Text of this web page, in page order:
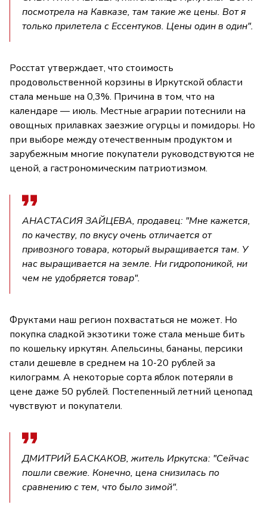
посмотрела на Кавказе, там такие же цены. Вот я
только прилетела с Ессентуков. Цены один в один".
Росстат утверждает, что стоимость
продовольственной корзины в Иркутской области
стала меньше на 0,3%. Причина в том, что на
календаре — июль. Местные аграрии потеснили на
овощных прилавках заезжие огурцы и помидоры. Но
при выборе между отечественным продуктом и
зарубежным многие покупатели руководствуются не
ценой, а гастрономическим патриотизмом.
АНАСТАСИЯ ЗАЙЦЕВА, продавец: "Мне кажется,
по качеству, по вкусу очень отличается от
привозного товара, который выращивается там. У
нас выращивается на земле. Ни гидропоникой, ни
чем не удобряется товар".
Фруктами наш регион похвастаться не может. Но
покупка сладкой экзотики тоже стала меньше бить
по кошельку иркутян. Апельсины, бананы, персики
стали дешевле в среднем на 10-20 рублей за
килограмм. А некоторые сорта яблок потеряли в
цене даже 50 рублей. Постепенный летний ценопад
чувствуют и покупатели.
ДМИТРИЙ БАСКАКОВ, житель Иркутска: "Сейчас
пошли свежие. Конечно, цена снизилась по
сравнению с тем, что было зимой".